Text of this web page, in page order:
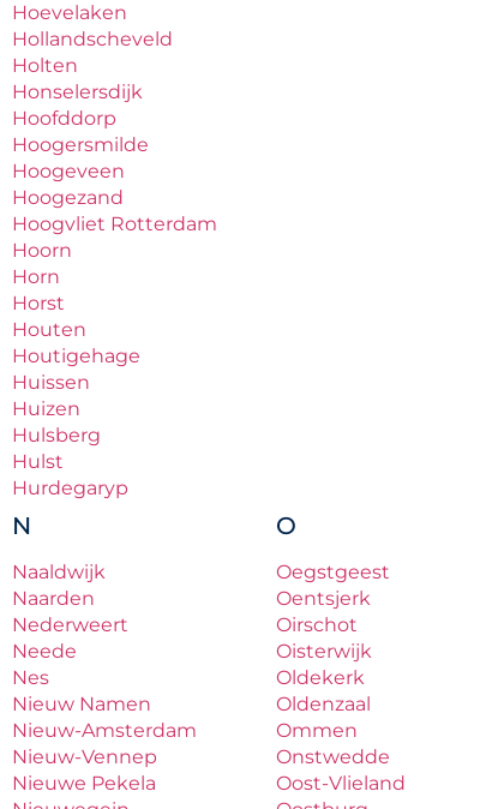
Hoevelaken
Hollandscheveld
Holten
Honselersdijk
Hoofddorp
Hoogersmilde
Hoogeveen
Hoogezand
Hoogvliet Rotterdam
Hoorn
Horn
Horst
Houten
Houtigehage
Huissen
Huizen
Hulsberg
Hulst
Hurdegaryp
N
Naaldwijk
Naarden
Nederweert
Neede
Nes
Nieuw Namen
Nieuw-Amsterdam
Nieuw-Vennep
Nieuwe Pekela
O
Oegstgeest
Oentsjerk
Oirschot
Oisterwijk
Oldekerk
Oldenzaal
Ommen
Onstwedde
Oost-Vlieland